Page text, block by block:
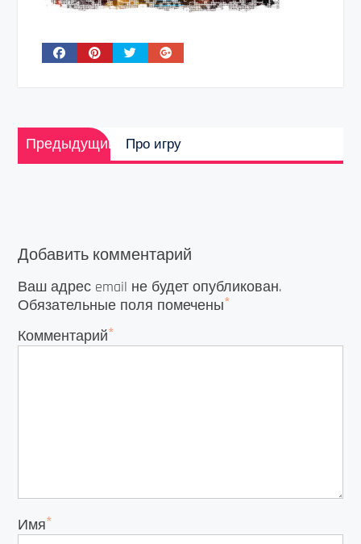
Навигация
по
записям
Предыдущий
Предыдущая
запись:
Про игру
Добавить комментарий
Ваш адрес email не будет опубликован.
Обязательные поля помечены*
Комментарий*
Имя*